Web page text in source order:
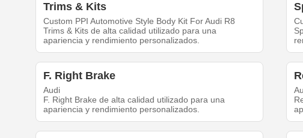
Trims & Kits
Custom PPI Automotive Style Body Kit For Audi R8
Trims & Kits de alta calidad utilizado para una
apariencia y rendimiento personalizados.
F. Right Brake
Audi
F. Right Brake de alta calidad utilizado para una
apariencia y rendimiento personalizados.